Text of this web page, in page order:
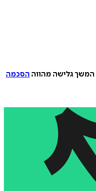
המשך גלישה מהווה הסכמה